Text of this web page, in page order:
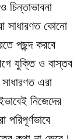
চিন্তাভাবনা
সাধারণত কোনো
পছন্দ করবে
যুক্তি ও বাস্তব
এরা
নিজেদের